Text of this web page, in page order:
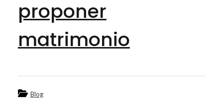
proponer
matrimonio
Blog